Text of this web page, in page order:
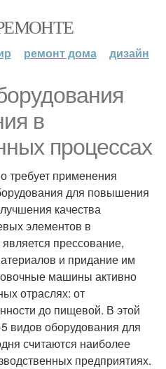
ремонт дома дизайн
в
процессах
требует применения
для повышения
качества
элементов в
прессование,
и придание им
машины активно
отраслях: от
до пищевой. В этой
видов оборудования для
считаются наиболее
предприятиях.